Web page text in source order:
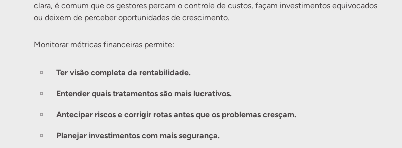
clara, é comum que os gestores percam o controle de custos, façam investimentos equivocados
ou deixem de perceber oportunidades de crescimento.
Monitorar métricas financeiras permite:
Ter visão completa da rentabilidade.
Entender quais tratamentos são mais lucrativos.
Antecipar riscos e corrigir rotas antes que os problemas cresçam.
Planejar investimentos com mais segurança.